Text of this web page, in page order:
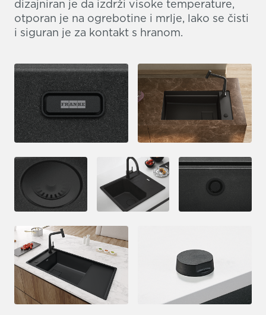
dizajniran je da izdrži visoke temperature,
otporan je na ogrebotine i mrlje, lako se čisti
i siguran je za kontakt s hranom.